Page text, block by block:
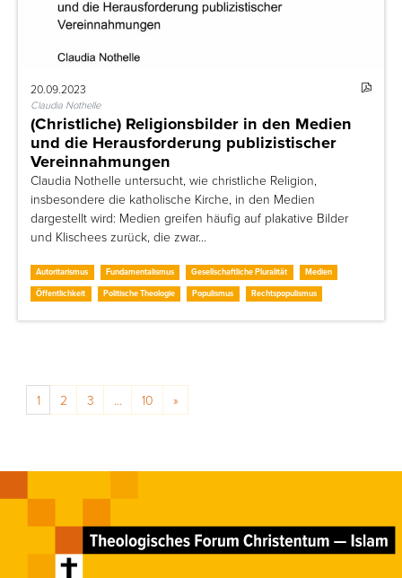
20.09.2023
Claudia Nothelle
(Christliche) Religionsbilder in den Medien
und die Herausforderung publizistischer
Vereinnahmungen
Claudia Nothelle untersucht, wie christliche Religion,
insbesondere die katholische Kirche, in den Medien
dargestellt wird: Medien greifen häufig auf plakative Bilder
und Klischees zurück, die zwar…
Autoritarismus Fundamentalismus Gesellschaftliche Pluralität
Medien
Öffentlichkeit
Politische Theologie Populismus Rechtspopulismus
1 2 3 … 10 »